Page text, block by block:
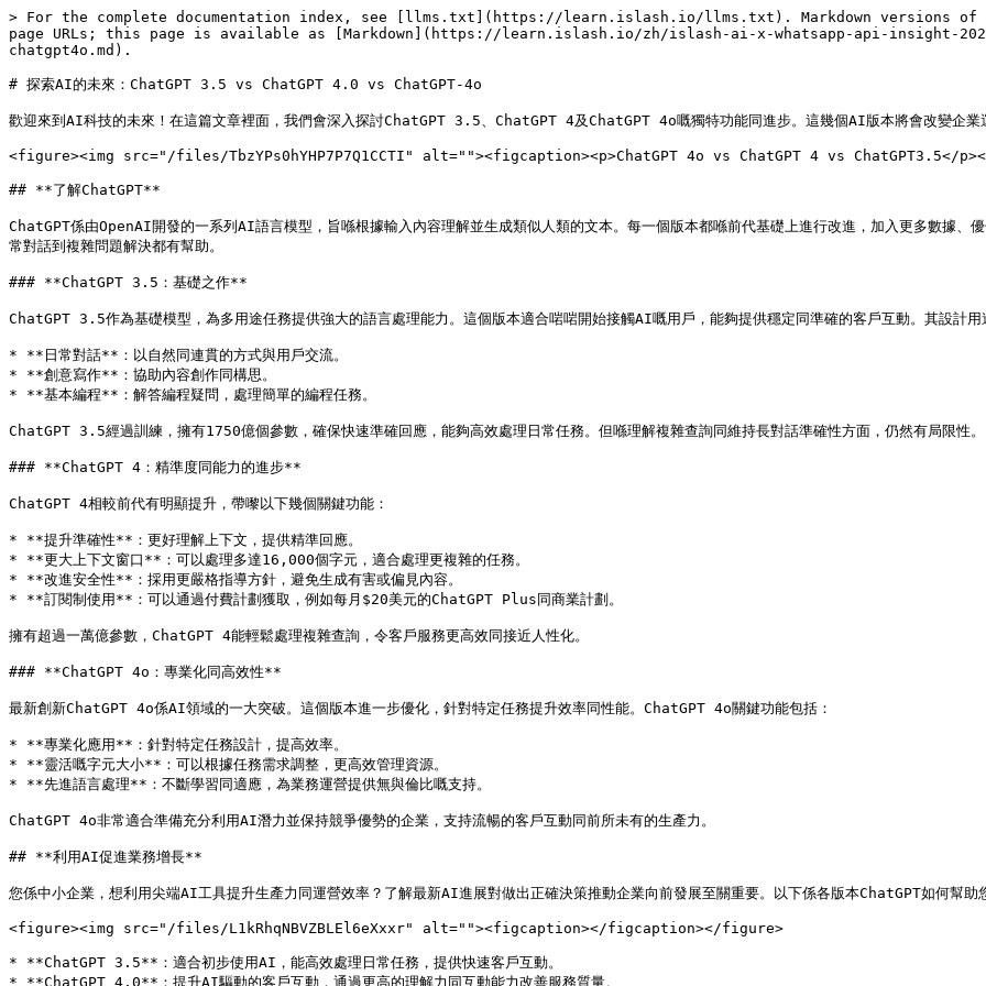
> For the complete documentation index, see [llms.txt](https://learn.islash.io/llms.txt). Markdown versions of
page URLs; this page is available as [Markdown](https://learn.islash.io/zh/islash-ai-x-whatsapp-api-insight-
chatgpt4o.md).
# 探索AI的未來：ChatGPT 3.5 vs ChatGPT 4.0 vs ChatGPT-4o
歡迎來到AI科技的未來！在這篇文章裡面，我們會深入探討ChatGPT 3.5、ChatGPT 4及ChatGPT 4o嘅獨特功能同進步。這幾個AI版本將會改變企業
<figure><img src="/files/TbzYPs0hYHP7P7Q1CCTI" alt=""><figcaption><p>ChatGPT 4o vs ChatGPT 4 vs ChatGPT3.5</
## **了解ChatGPT**
ChatGPT係由OpenAI開發的一系列AI語言模型，旨喺根據輸入內容理解並生成類似人類的文本。每一個版本都喺前代基礎上進行改進，加入更多數據、
常對話到複雜問題解決都有幫助。
### **ChatGPT 3.5：基礎之作**
ChatGPT 3.5作為基礎模型，為多用途任務提供強大的語言處理能力。這個版本適合啱啱開始接觸AI嘅用戶，能夠提供穩定同準確的客戶互動。其設計用
* **日常對話**：以自然同連貫的方式與用戶交流。
* **創意寫作**：協助內容創作同構思。
* **基本編程**：解答編程疑問，處理簡單的編程任務。
ChatGPT 3.5經過訓練，擁有1750億個參數，確保快速準確回應，能夠高效處理日常任務。但喺理解複雜查詢同維持長對話準確性方面，仍然有局限性。
### **ChatGPT 4：精準度同能力的進步**
ChatGPT 4相較前代有明顯提升，帶嚟以下幾個關鍵功能：
* **提升準確性**：更好理解上下文，提供精準回應。
* **更大上下文窗口**：可以處理多達16,000個字元，適合處理更複雜的任務。
* **改進安全性**：採用更嚴格指導方針，避免生成有害或偏見內容。
* **訂閱制使用**：可以通過付費計劃獲取，例如每月$20美元的ChatGPT Plus同商業計劃。
擁有超過一萬億參數，ChatGPT 4能輕鬆處理複雜查詢，令客戶服務更高效同接近人性化。
### **ChatGPT 4o：專業化同高效性**
最新創新ChatGPT 4o係AI領域的一大突破。這個版本進一步優化，針對特定任務提升效率同性能。ChatGPT 4o關鍵功能包括：
* **專業化應用**：針對特定任務設計，提高效率。
* **靈活嘅字元大小**：可以根據任務需求調整，更高效管理資源。
* **先進語言處理**：不斷學習同適應，為業務運營提供無與倫比嘅支持。
ChatGPT 4o非常適合準備充分利用AI潛力並保持競爭優勢的企業，支持流暢的客戶互動同前所未有的生產力。
## **利用AI促進業務增長**
您係中小企業，想利用尖端AI工具提升生產力同運營效率？了解最新AI進展對做出正確決策推動企業向前發展至關重要。以下係各版本ChatGPT如何幫助
<figure><img src="/files/L1kRhqNBVZBLEl6eXxxr" alt=""><figcaption></figcaption></figure>
* **ChatGPT 3.5**：適合初步使用AI，能高效處理日常任務，提供快速客戶互動。
* **ChatGPT 4.0**：提升AI驅動的客戶互動，通過更高的理解力同互動能力改善服務質量。